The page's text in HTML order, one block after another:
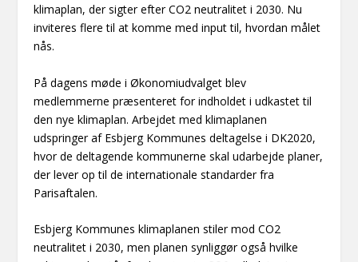
klimaplan, der sigter efter CO2 neutralitet i 2030. Nu
inviteres flere til at komme med input til, hvordan målet
nås.
På dagens møde i Økonomiudvalget blev
medlemmerne præsenteret for indholdet i udkastet til
den nye klimaplan. Arbejdet med klimaplanen
udspringer af Esbjerg Kommunes deltagelse i DK2020,
hvor de deltagende kommunerne skal udarbejde planer,
der lever op til de internationale standarder fra
Parisaftalen.
Esbjerg Kommunes klimaplanen stiler mod CO2
neutralitet i 2030, men planen synliggør også hvilke